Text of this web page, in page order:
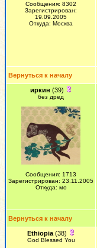
Сообщения: 8302
Зарегистрирован:
19.09.2005
Откуда: Москва
Вернуться к началу
иркин (39)
без дред
Сообщения: 1713
Зарегистрирован: 23.11.2005
Откуда: мо
Вернуться к началу
Ethiopia(38)
God Blessed You